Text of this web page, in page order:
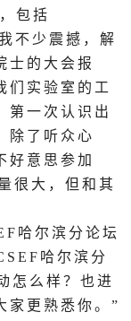
包括
不少震撼，解
士的大会报
们实验室的工
一次认识出
除了听众心
好意思参加
很大，但和其
哈尔滨分论坛
哈尔滨分
怎么样？也进
家更熟悉你。”